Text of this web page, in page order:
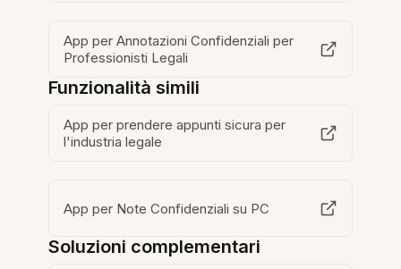
App per Annotazioni Confidenziali per
Professionisti Legali
Funzionalità simili
App per prendere appunti sicura per
l'industria legale
App per Note Confidenziali su PC
Soluzioni complementari